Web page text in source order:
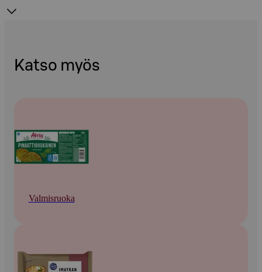
Katso myös
Valmisruoka